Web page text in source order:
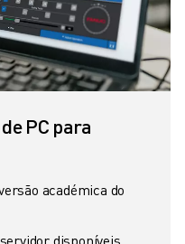
PC para
académica do
disponíveis